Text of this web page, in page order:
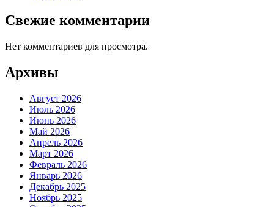
Свежие комментарии
Нет комментариев для просмотра.
Архивы
Август 2026
Июль 2026
Июнь 2026
Май 2026
Апрель 2026
Март 2026
Февраль 2026
Январь 2026
Декабрь 2025
Ноябрь 2025